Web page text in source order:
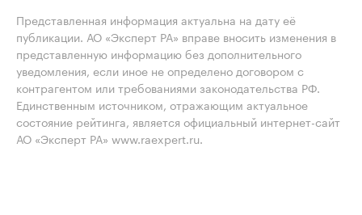
Представленная информация актуальна на дату её
публикации. АО «Эксперт РА» вправе вносить изменения в
представленную информацию без дополнительного
уведомления, если иное не определено договором с
контрагентом или требованиями законодательства РФ.
Единственным источником, отражающим актуальное
состояние рейтинга, является официальный интернет-сайт
АО «Эксперт РА» www.raexpert.ru.